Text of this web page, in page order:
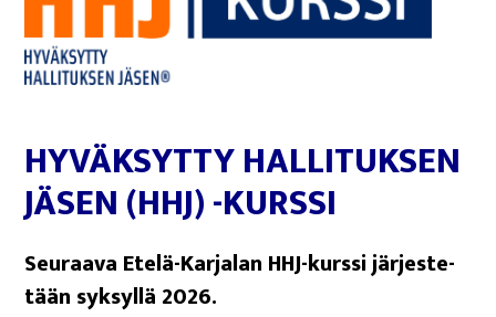
HYVÄK­SYT­TY HAL­LI­TUK­SEN
JÄSEN (HHJ) -KURS­SI
Seu­raa­va Ete­lä-Kar­ja­lan HHJ-kurs­si jär­jes­te­
tään syk­syl­lä 2026.